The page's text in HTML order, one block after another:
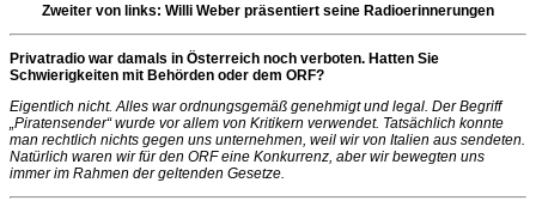
Zweiter von links: Willi Weber präsentiert seine Radioerinnerungen
Privatradio war damals in Österreich noch verboten. Hatten Sie
Schwierigkeiten mit Behörden oder dem ORF?
Eigentlich nicht. Alles war ordnungsgemäß genehmigt und legal. Der Begriff
„Piratensender“ wurde vor allem von Kritikern verwendet. Tatsächlich konnte
man rechtlich nichts gegen uns unternehmen, weil wir von Italien aus sendeten.
Natürlich waren wir für den ORF eine Konkurrenz, aber wir bewegten uns
immer im Rahmen der geltenden Gesetze.